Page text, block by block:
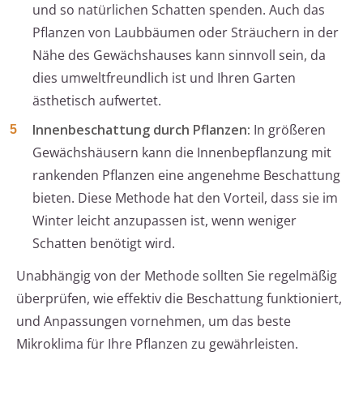
und so natürlichen Schatten spenden. Auch das
Pflanzen von Laubbäumen oder Sträuchern in der
Nähe des Gewächshauses kann sinnvoll sein, da
dies umweltfreundlich ist und Ihren Garten
ästhetisch aufwertet.
Innenbeschattung durch Pflanzen: In größeren
Gewächshäusern kann die Innenbepflanzung mit
rankenden Pflanzen eine angenehme Beschattung
bieten. Diese Methode hat den Vorteil, dass sie im
Winter leicht anzupassen ist, wenn weniger
Schatten benötigt wird.
Unabhängig von der Methode sollten Sie regelmäßig
überprüfen, wie effektiv die Beschattung funktioniert,
und Anpassungen vornehmen, um das beste
Mikroklima für Ihre Pflanzen zu gewährleisten.